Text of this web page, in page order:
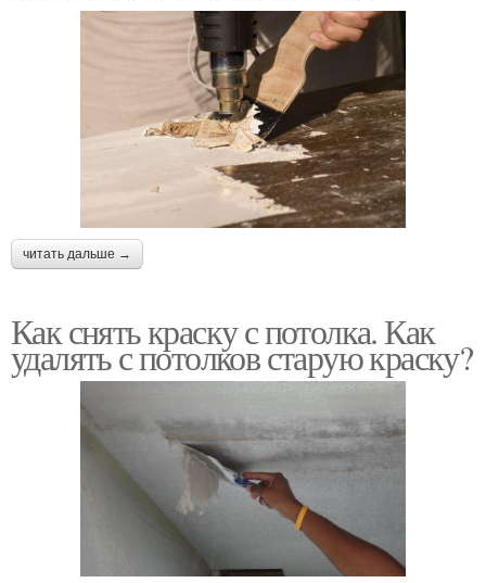
читать дальше →
Как снять краску с потолка. Как
удалять с потолков старую краску?